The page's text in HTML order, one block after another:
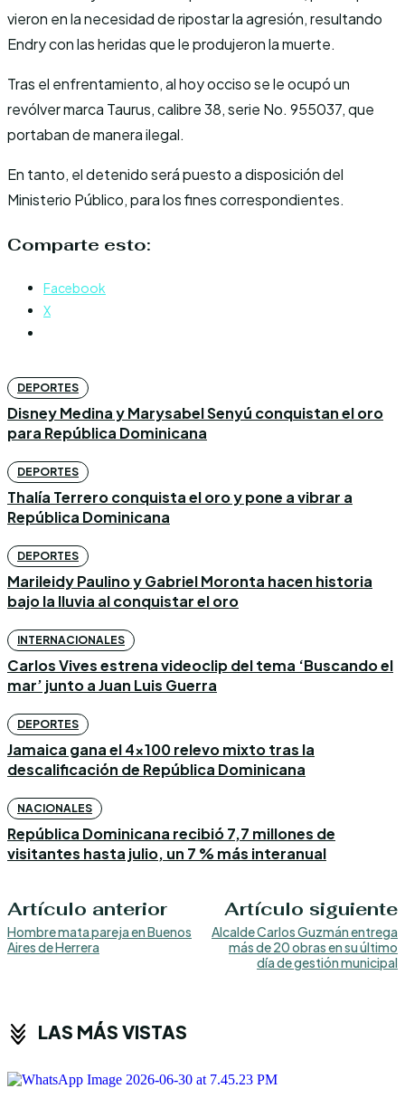
vieron en la necesidad de ripostar la agresión, resultando
Endry con las heridas que le produjeron la muerte.
Tras el enfrentamiento, al hoy occiso se le ocupó un
revólver marca Taurus, calibre 38, serie No. 955037, que
portaban de manera ilegal.
En tanto, el detenido será puesto a disposición del
Ministerio Público, para los fines correspondientes.
Comparte esto:
Facebook
X
DEPORTES
Disney Medina y Marysabel Senyú conquistan el oro
para República Dominicana
DEPORTES
Thalía Terrero conquista el oro y pone a vibrar a
República Dominicana
DEPORTES
Marileidy Paulino y Gabriel Moronta hacen historia
bajo la lluvia al conquistar el oro
INTERNACIONALES
Carlos Vives estrena videoclip del tema ‘Buscando el
mar’ junto a Juan Luis Guerra
DEPORTES
Jamaica gana el 4×100 relevo mixto tras la
descalificación de República Dominicana
NACIONALES
República Dominicana recibió 7,7 millones de
visitantes hasta julio, un 7 % más interanual
Artículo anterior
Hombre mata pareja en Buenos
Aires de Herrera
Artículo siguiente
Alcalde Carlos Guzmán entrega
más de 20 obras en su último
día de gestión municipal
LAS MÁS VISTAS